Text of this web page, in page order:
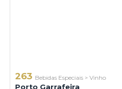
263 Bebidas Especiais > Vinho
Porto Garrafeira